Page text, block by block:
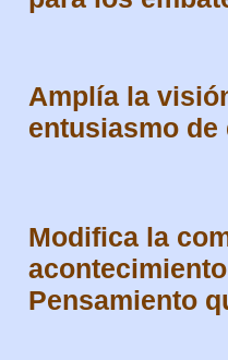
Amplía la
entusiasmo de
Modifica la
Pensamiento